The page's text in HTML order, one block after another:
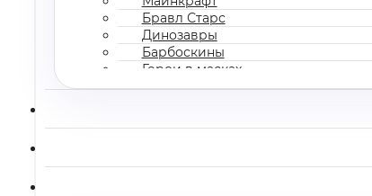
Бравл Старс
Динозавры
Барбоскины
Герои в масках
Все мультгерои